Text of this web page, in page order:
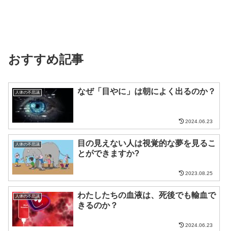
おすすめ記事
人体の不思議 なぜ「目やに」は朝によく出るのか？
2024.06.23
人体の不思議
目の見えない人は視覚的な夢を見るこ
とができますか?
2023.08.25
人体の不思議
わたしたちの血液は、死後でも輸血で
きるのか？
2024.06.23